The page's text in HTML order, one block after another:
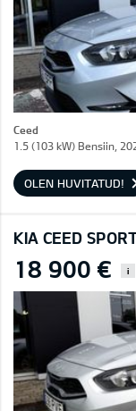
Ceed
1.5 (103 kW) Bensiin,
OLEN HUVITATUD!
KIA CEED
18 900 € i